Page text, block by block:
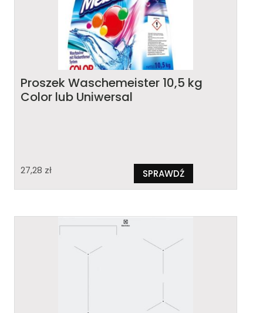
Proszek Waschemeister 10,5 kg
Color lub Uniwersal
27,28 zł SPRAWDŹ